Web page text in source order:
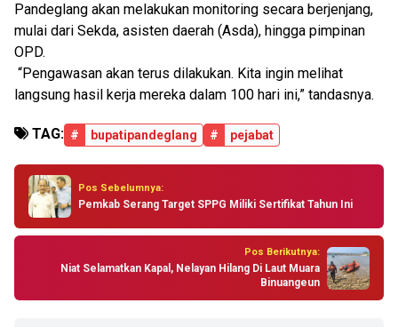
Pandeglang akan melakukan monitoring secara berjenjang,
mulai dari Sekda, asisten daerah (Asda), hingga pimpinan
OPD.
“Pengawasan akan terus dilakukan. Kita ingin melihat
langsung hasil kerja mereka dalam 100 hari ini,” tandasnya.
TAG: # bupatipandeglang # pejabat
Pos Sebelumnya:
Pemkab Serang Target SPPG Miliki Sertifikat Tahun Ini
Pos Berikutnya:
Niat Selamatkan Kapal, Nelayan Hilang Di Laut Muara
Binuangeun